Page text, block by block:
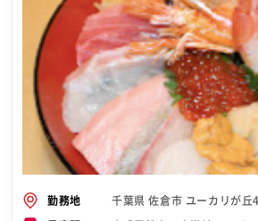
勤務地 千葉県 佐倉市 ユーカリが丘